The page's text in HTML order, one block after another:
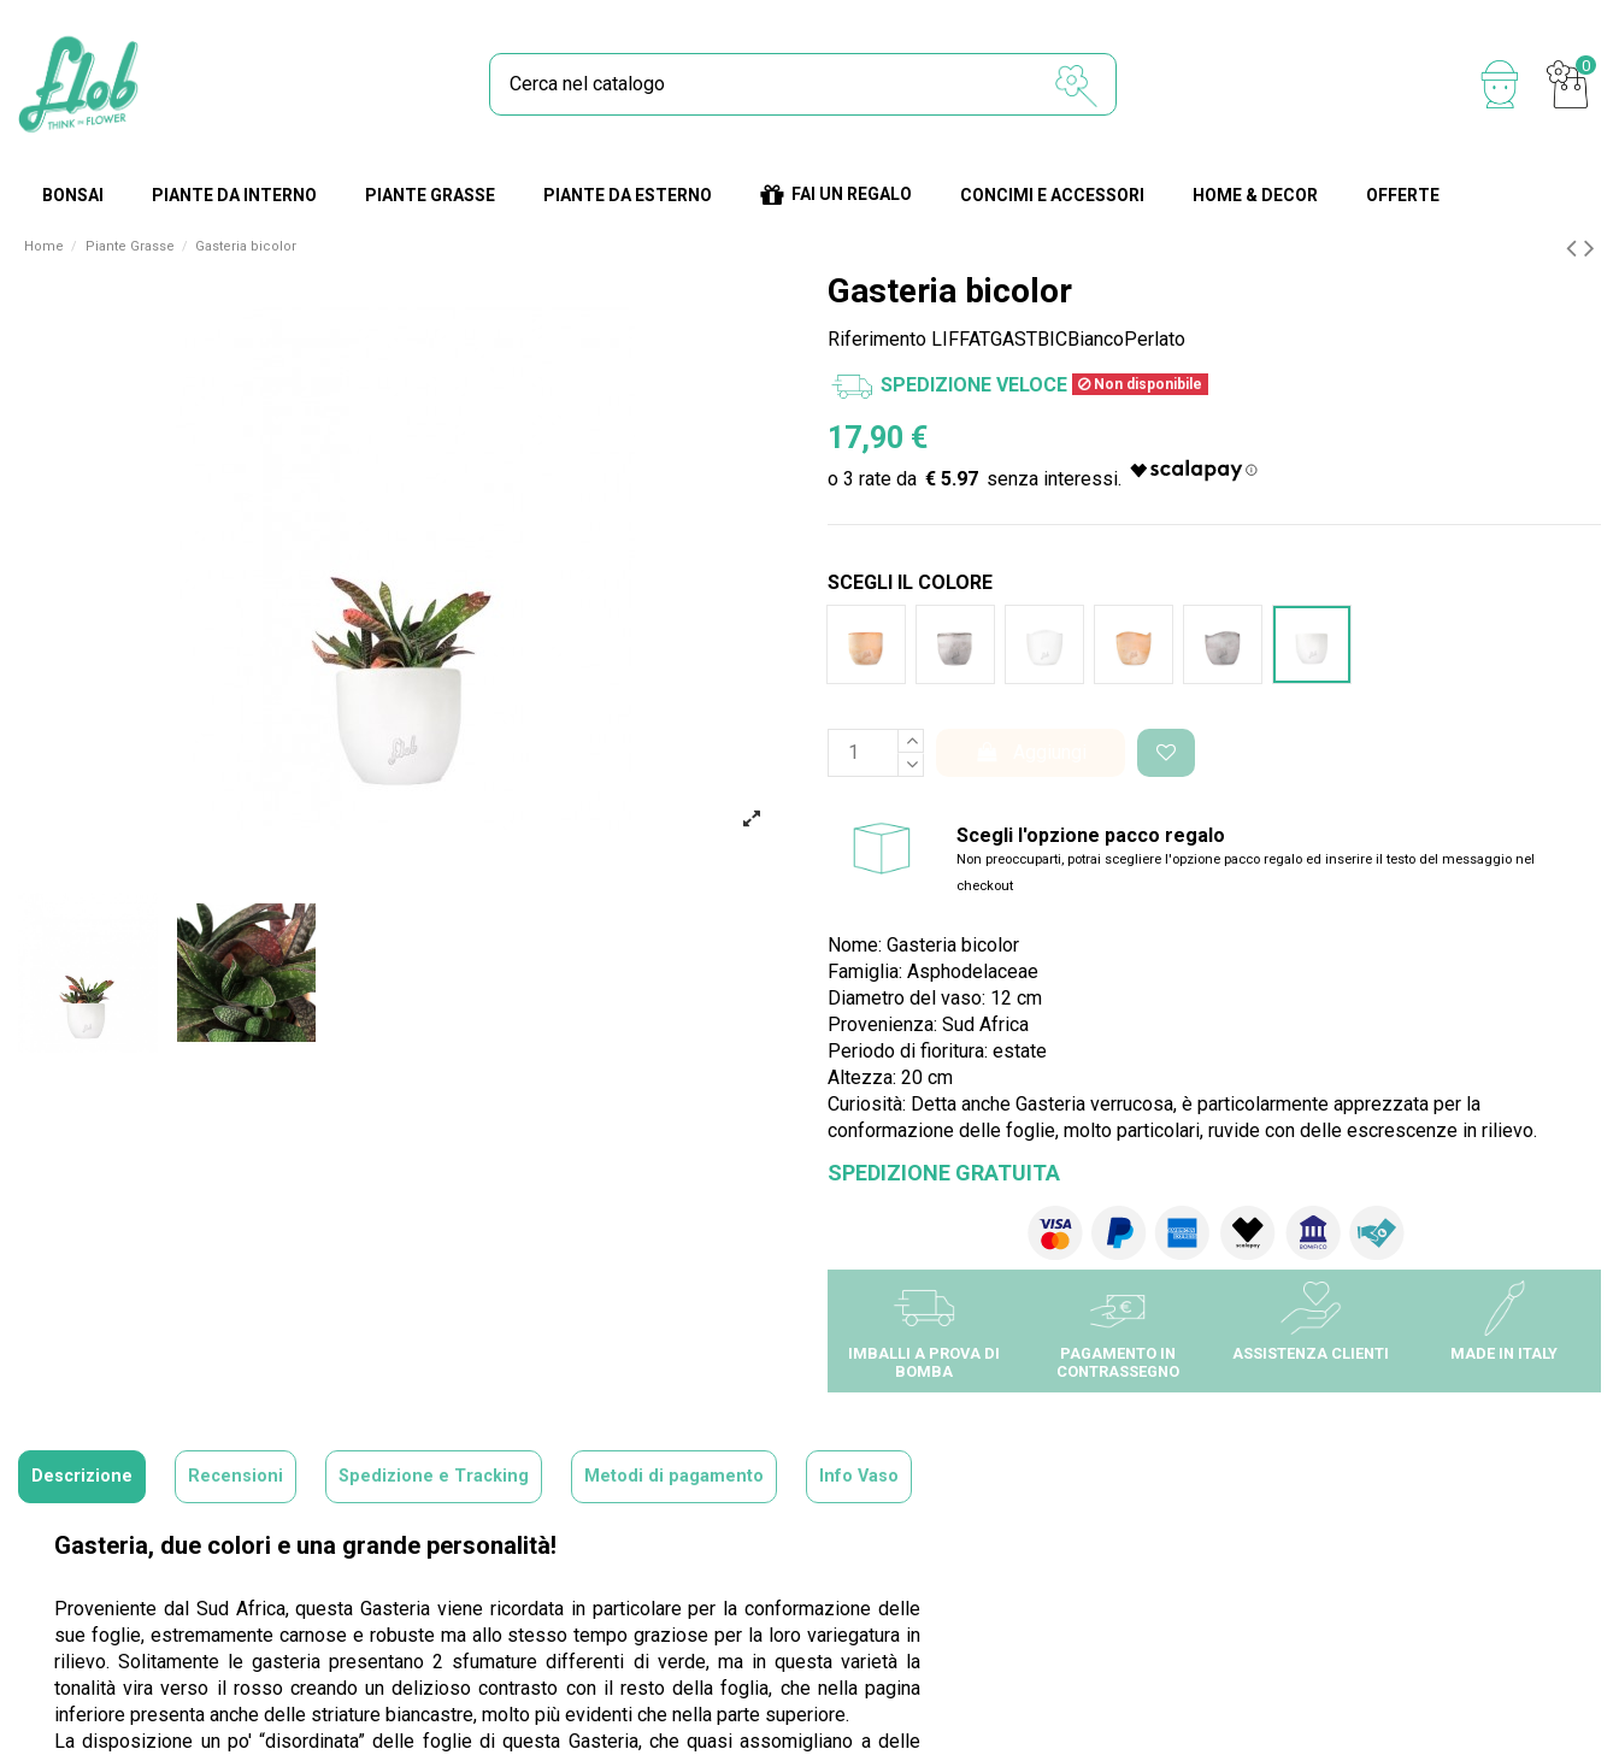
0
BONSAI PIANTE DA INTERNO PIANTE GRASSE PIANTE DA ESTERNO FAI UN REGALO CONCIMI E ACCESSORI HOME & DECOR OFFERTE
Home Piante Grasse Gasteria bicolor
Gasteria bicolor
Riferimento LIFFATGASTBICBiancoPerlato
SPEDIZIONE VELOCE Non disponibile
17,90 €
€ 5.97
SCEGLI IL COLORE
Scegli l'opzione pacco regalo
Non preoccuparti, potrai scegliere l'opzione pacco regalo ed inserire il testo del messaggio nel
checkout
Nome: Gasteria bicolor
Famiglia: Asphodelaceae
Diametro del vaso: 12 cm
Provenienza: Sud Africa
Periodo di fioritura: estate
Altezza: 20 cm
Curiosità: Detta anche Gasteria verrucosa, è particolarmente apprezzata per la
conformazione delle foglie, molto particolari, ruvide con delle escrescenze in rilievo.
SPEDIZIONE GRATUITA
IMBALLI A PROVA DI
BOMBA
PAGAMENTO IN
CONTRASSEGNO
ASSISTENZA CLIENTI MADE IN ITALY
Descrizione Recensioni Spedizione e Tracking Metodi di pagamento Info Vaso
Gasteria, due colori e una grande personalità!
Proveniente dal Sud Africa, questa Gasteria viene ricordata in particolare per la conformazione delle
sue foglie, estremamente carnose e robuste ma allo stesso tempo graziose per la loro variegatura in
rilievo. Solitamente le gasteria presentano 2 sfumature differenti di verde, ma in questa varietà la
tonalità vira verso il rosso creando un delizioso contrasto con il resto della foglia, che nella pagina
inferiore presenta anche delle striature biancastre, molto più evidenti che nella parte superiore.
La disposizione un po' “disordinata” delle foglie di questa Gasteria, che quasi assomigliano a delle